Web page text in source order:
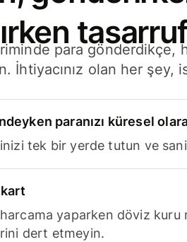
para gönderdikçe,
İhtiyacınız olan her
paranızı küresel
tek bir yerde tutun ve
harcama yaparken döviz kuru
dert etmeyin.